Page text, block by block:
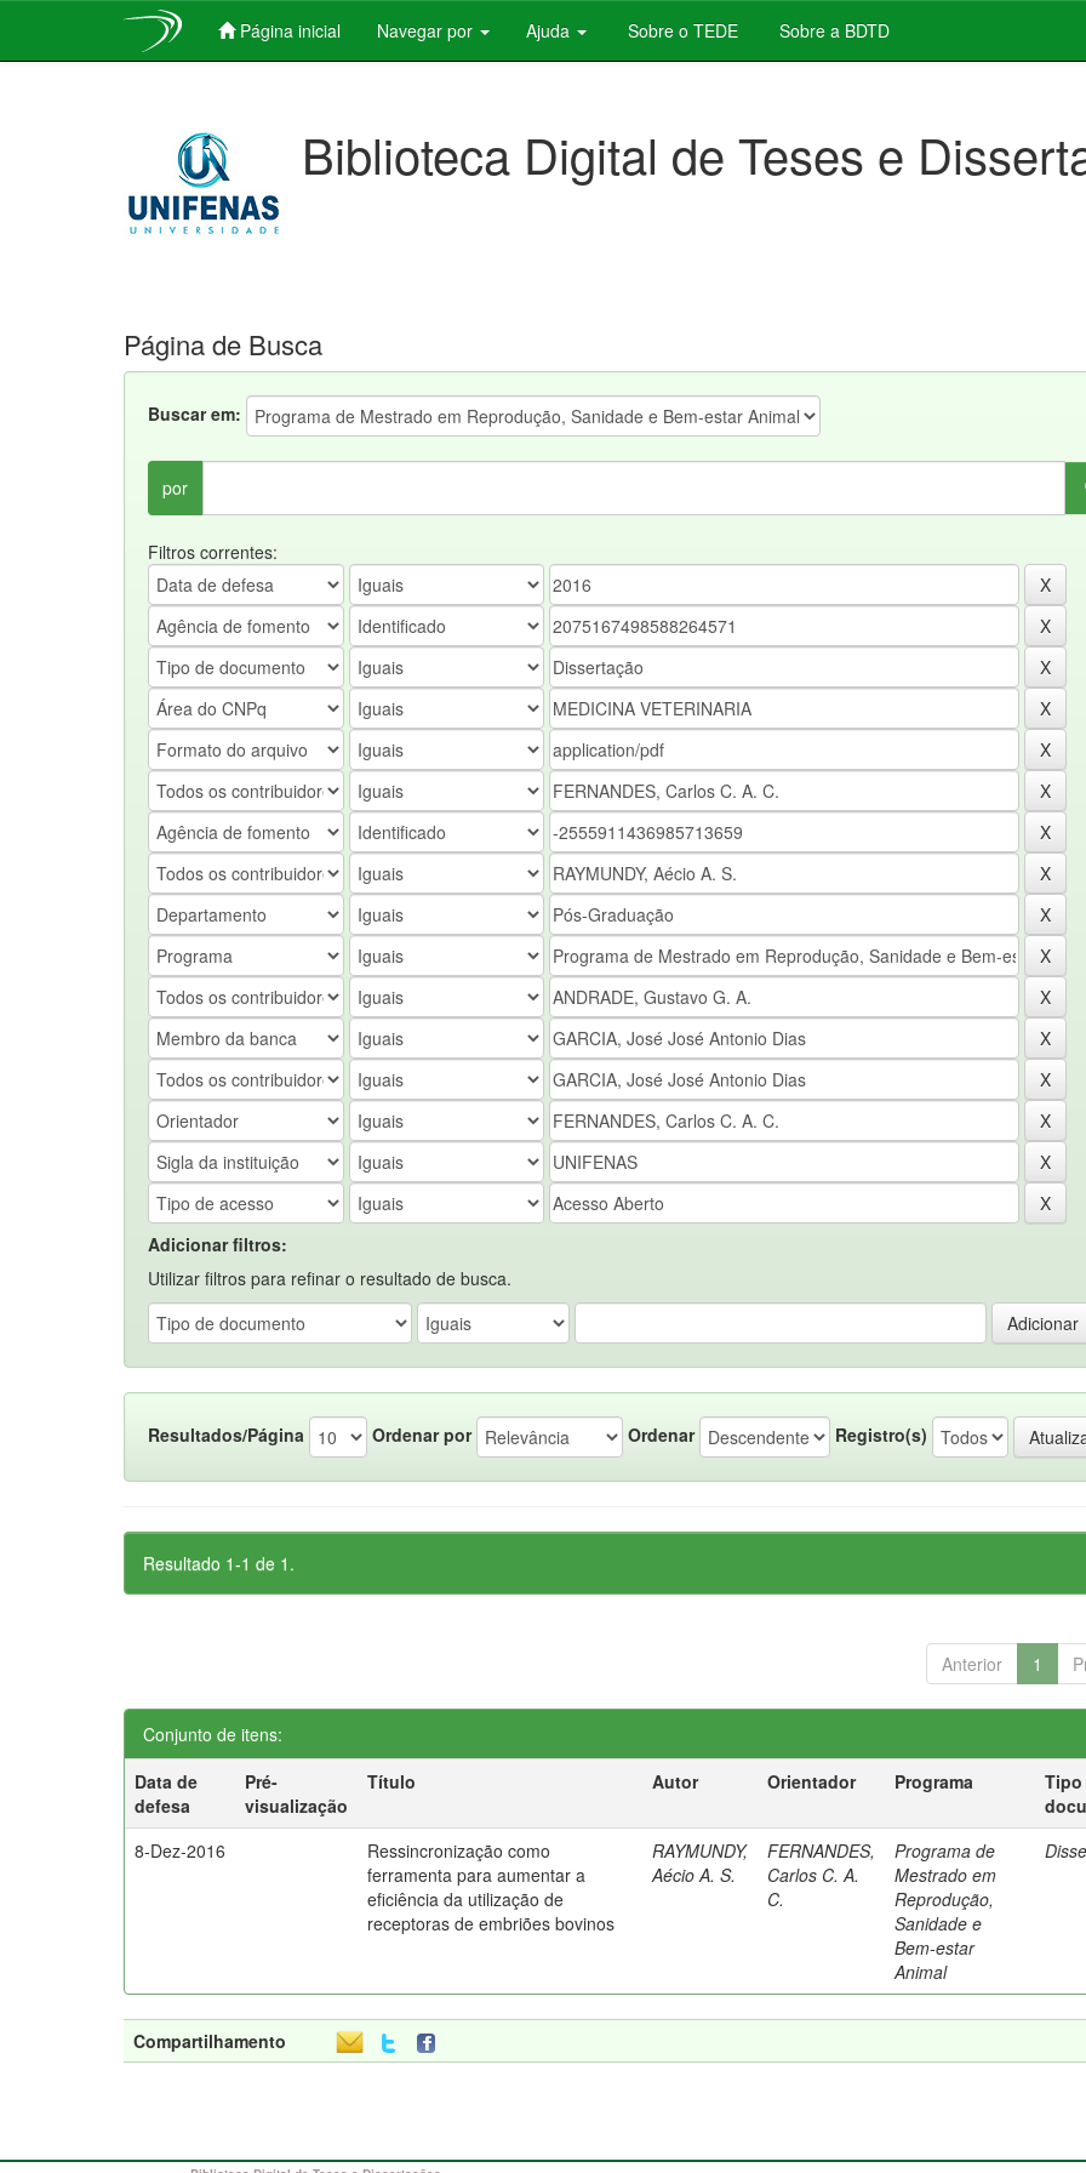
Página inicial Navegar por Ajuda Sobre o TEDE Sobre a BDTD
Biblioteca Digital de Teses e
Página de Busca
Buscar em:
por
Filtros correntes:
Adicionar filtros:
Utilizar filtros para refinar o resultado de busca.
Resultados/Página Ordenar por Ordenar Registro(s)
Resultado 1-1 de 1.
Anterior 1
Conjunto de itens:
Data de
defesa
Pré-
visualização
Título Autor Orientador Programa
Tipo
8-Dez-2016
Ressincronização como
ferramenta para aumentar a
eficiência da utilização de
receptoras de embriões bovinos
RAYMUNDY,
Aécio A. S.
FERNANDES,
Carlos C. A.
C.
Programa de
Mestrado em
Reprodução,
Sanidade e
Bem-estar
Animal
Compartilhamento